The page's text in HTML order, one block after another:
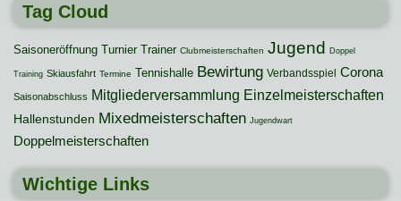
Tag Cloud
Saisoneröffnung Turnier Trainer Clubmeisterschaften Jugend Doppel
Training Skiausfahrt Termine Tennishalle Bewirtung Verbandsspiel Corona
Saisonabschluss Mitgliederversammlung Einzelmeisterschaften
Hallenstunden Mixedmeisterschaften Jugendwart
Doppelmeisterschaften
Wichtige Links